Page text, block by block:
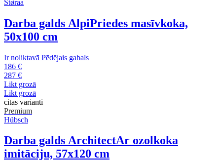
Støraa
Darba galds AlpiPriedes masīvkoka,
50x100 cm
Ir noliktavā Pēdējais gabals
186 €
287 €
Likt grozā
Likt grozā
citas varianti
Premium
Hübsch
Darba galds ArchitectAr ozolkoka
imitāciju, 57x120 cm